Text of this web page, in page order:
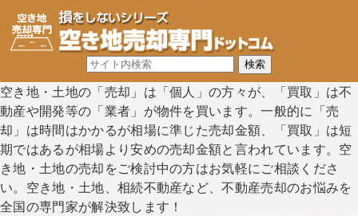
空き地・土地の「売却」は「個人」の方々が、「買取」は不
動産や開発等の「業者」が物件を買います。一般的に「売
却」は時間はかかるが相場に準じた売却金額、「買取」は短
期ではあるが相場より安めの売却金額と言われています。空
き地・土地の売却をご検討中の方はお気軽にご相談くださ
い。空き地・土地、相続不動産など、不動産売却のお悩みを
全国の専門家が解決致します！